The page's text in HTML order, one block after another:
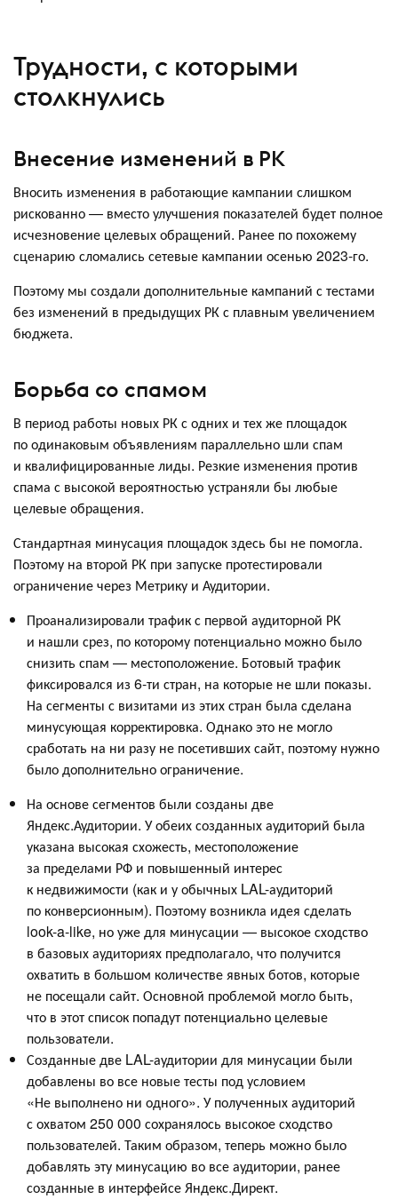
Трудности, с которыми
столкнулись
Внесение изменений в РК
Вносить изменения в работающие кампании слишком
рискованно — вместо улучшения показателей будет полное
исчезновение целевых обращений. Ранее по похожему
сценарию сломались сетевые кампании осенью 2023-го.
Поэтому мы создали дополнительные кампаний с тестами
без изменений в предыдущих РК с плавным увеличением
бюджета.
Борьба со спамом
В период работы новых РК с одних и тех же площадок
по одинаковым объявлениям параллельно шли спам
и квалифицированные лиды. Резкие изменения против
спама с высокой вероятностью устраняли бы любые
целевые обращения.
Стандартная минусация площадок здесь бы не помогла.
Поэтому на второй РК при запуске протестировали
ограничение через Метрику и Аудитории.
Проанализировали трафик с первой аудиторной РК
и нашли срез, по которому потенциально можно было
снизить спам — местоположение. Ботовый трафик
фиксировался из 6-ти стран, на которые не шли показы.
На сегменты с визитами из этих стран была сделана
минусующая корректировка. Однако это не могло
сработать на ни разу не посетивших сайт, поэтому нужно
было дополнительно ограничение.
На основе сегментов были созданы две
Яндекс.Аудитории. У обеих созданных аудиторий была
указана высокая схожесть, местоположение
за пределами РФ и повышенный интерес
к недвижимости (как и у обычных LAL-аудиторий
по конверсионным). Поэтому возникла идея сделать
look-a-like, но уже для минусации — высокое сходство
в базовых аудиториях предполагало, что получится
охватить в большом количестве явных ботов, которые
не посещали сайт. Основной проблемой могло быть,
что в этот список попадут потенциально целевые
пользователи.
Созданные две LAL-аудитории для минусации были
добавлены во все новые тесты под условием
«Не выполнено ни одного». У полученных аудиторий
с охватом 250 000 сохранялось высокое сходство
пользователей. Таким образом, теперь можно было
добавлять эту минусацию во все аудитории, ранее
созданные в интерфейсе Яндекс.Директ.